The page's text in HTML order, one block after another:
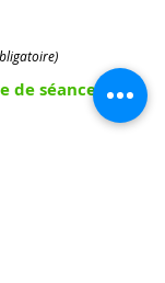
de séances qui